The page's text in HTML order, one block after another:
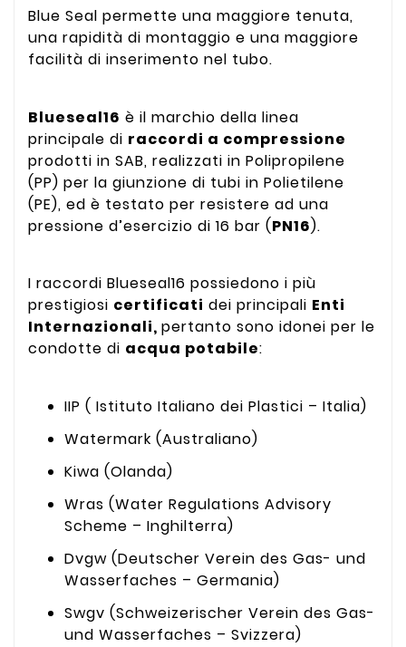
Blue Seal permette una maggiore tenuta,
una rapidità di montaggio e una maggiore
facilità di inserimento nel tubo.
Blueseal16 è il marchio della linea
principale di raccordi a compressione
prodotti in SAB, realizzati in Polipropilene
(PP) per la giunzione di tubi in Polietilene
(PE), ed è testato per resistere ad una
pressione d’esercizio di 16 bar (PN16).
I raccordi Blueseal16 possiedono i più
prestigiosi certificati dei principali Enti
Internazionali, pertanto sono idonei per le
condotte di acqua potabile:
IIP ( Istituto Italiano dei Plastici – Italia)
Watermark (Australiano)
Kiwa (Olanda)
Wras (Water Regulations Advisory
Scheme – Inghilterra)
Dvgw (Deutscher Verein des Gas- und
Wasserfaches – Germania)
Swgv (Schweizerischer Verein des Gas-
und Wasserfaches – Svizzera)